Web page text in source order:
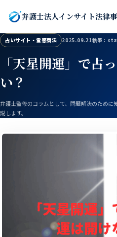
弁護士法人インサイト法律
占いサイト・霊感商法 2025.09.21執筆：
「天星開運」で占
い？
弁護士監修のコラムとして、問題解決のために
説します。